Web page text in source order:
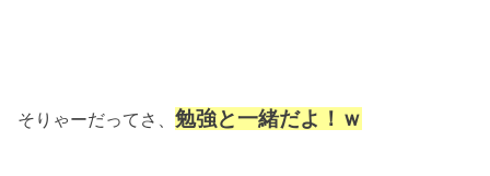
そりゃーだってさ、勉強と一緒だよ！ｗ